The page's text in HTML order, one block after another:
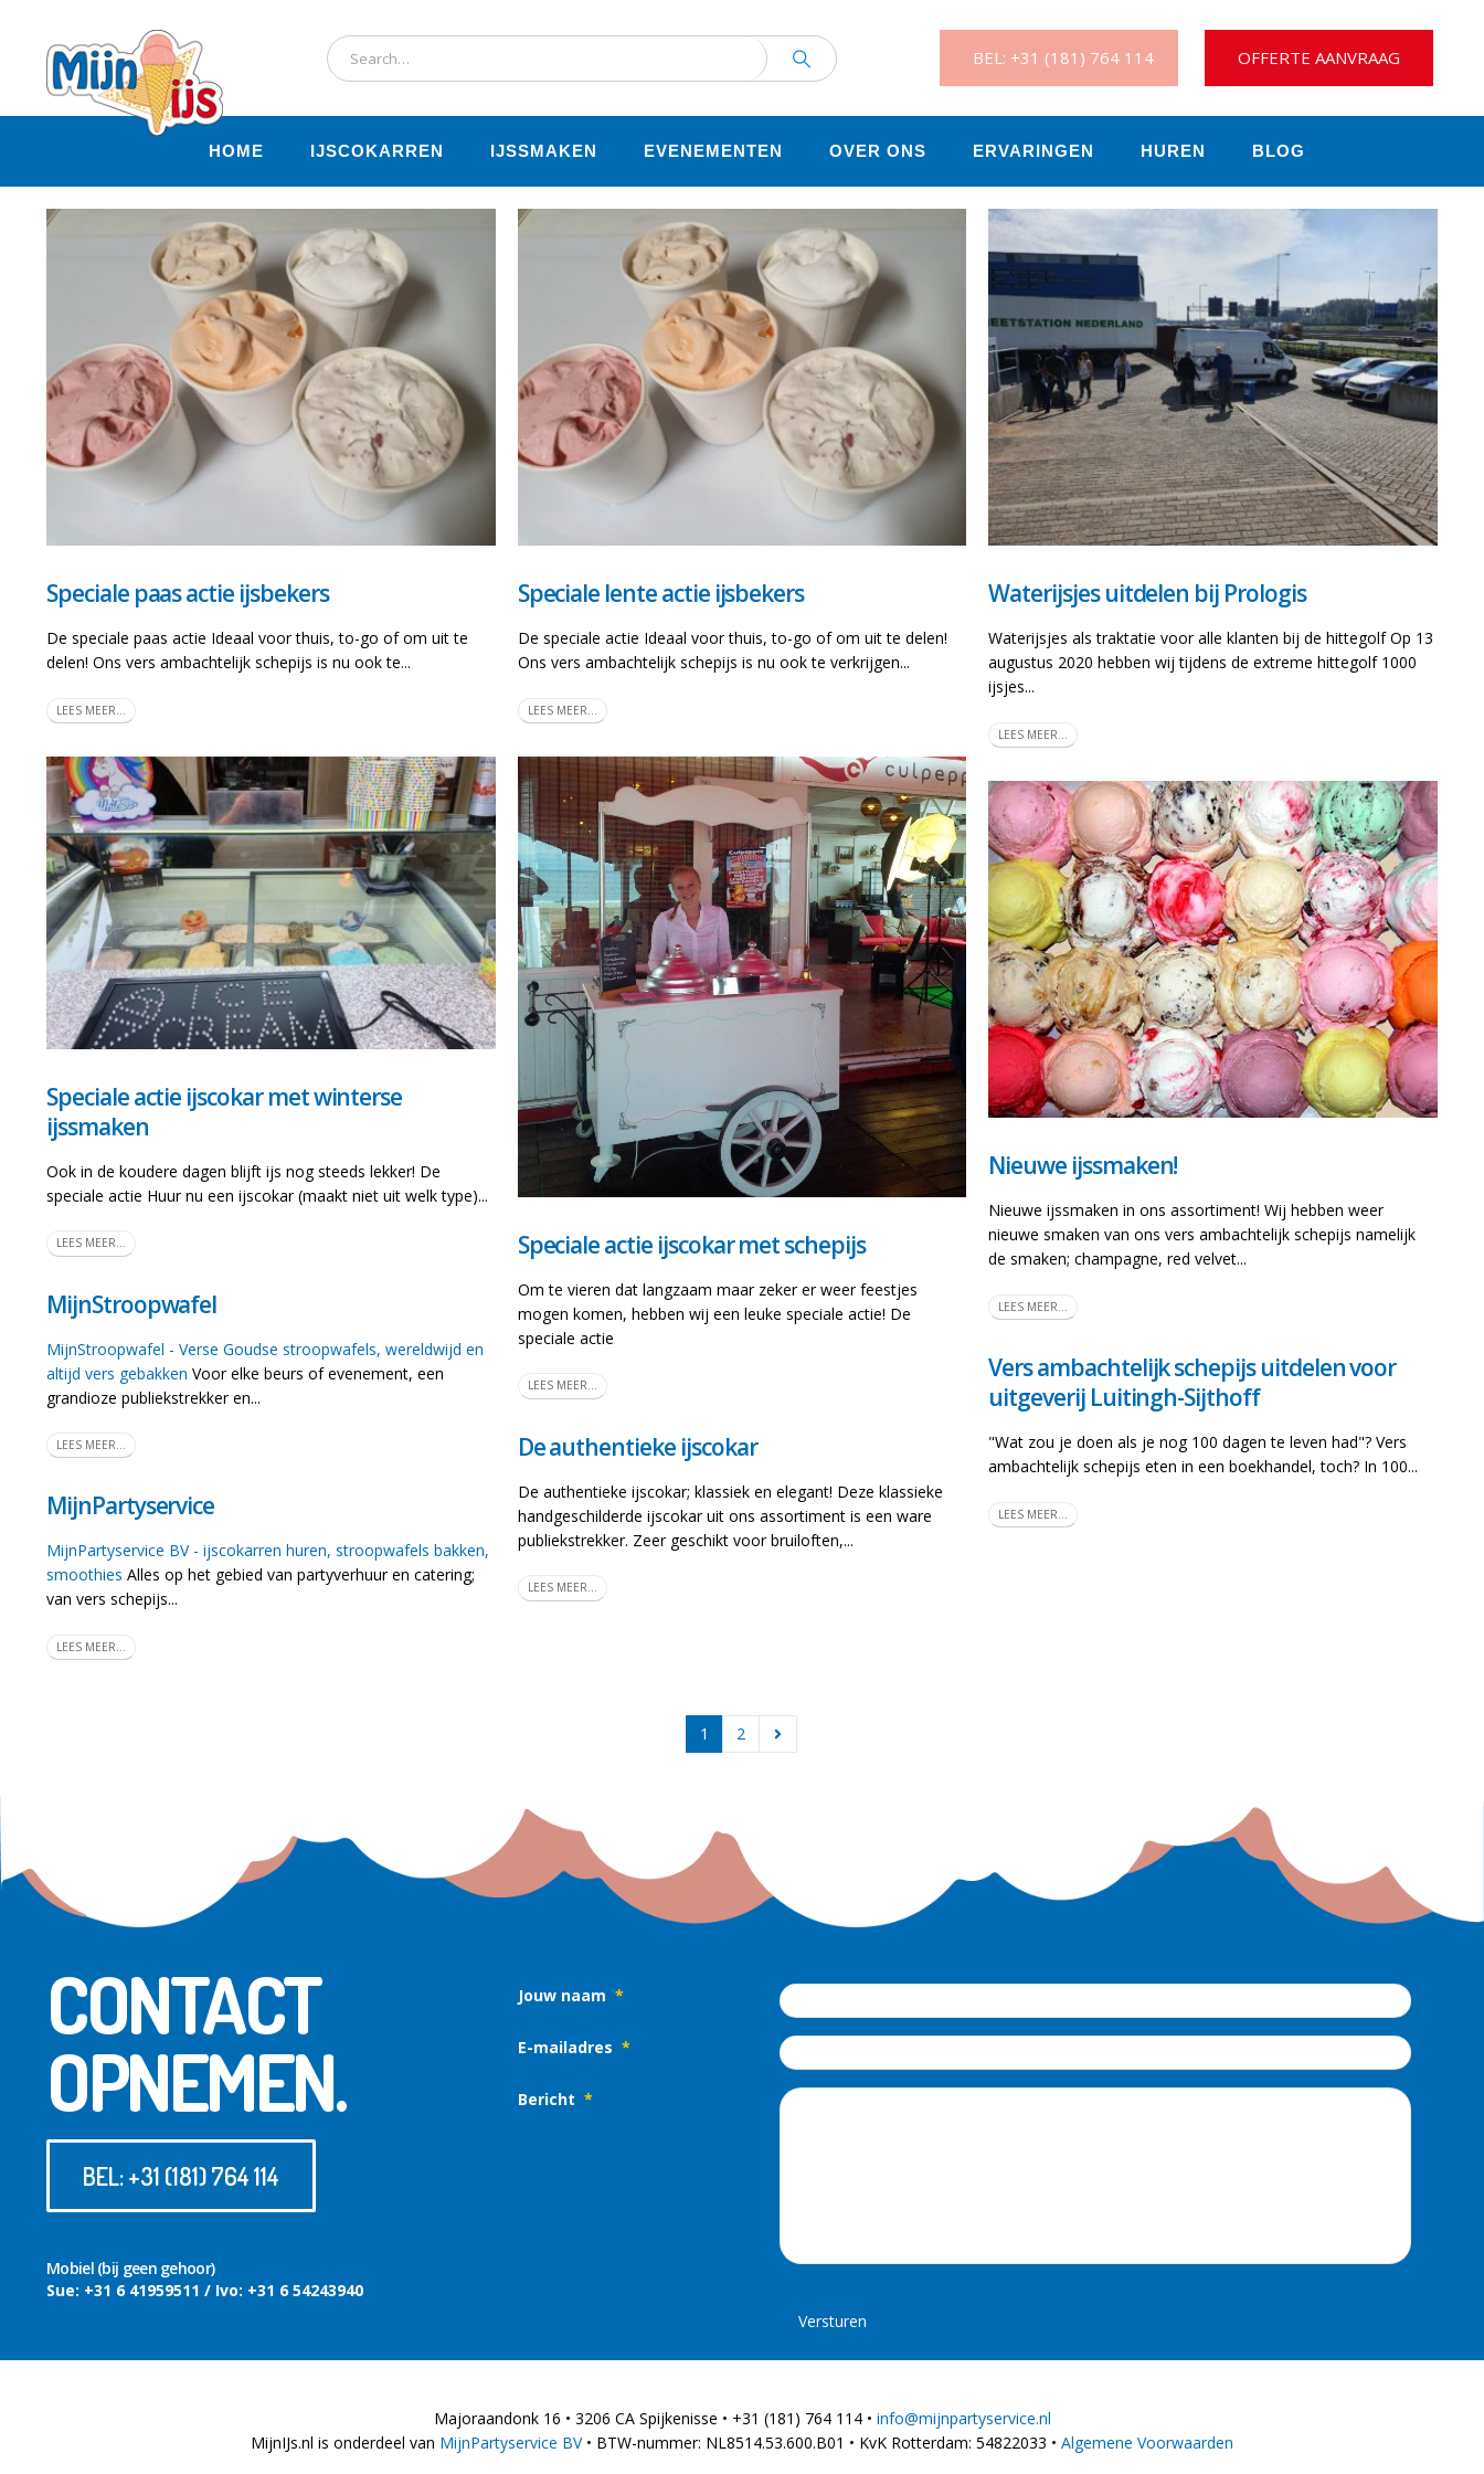
BEL: +31 (181) 764 114 OFFERTE AANVRAAG
HOME IJSCOKARREN IJSSMAKEN EVENEMENTEN OVER ONS ERVARINGEN HUREN BLOG
Speciale paas actie ijsbekers
De speciale paas actie Ideaal voor thuis, to-go of om uit te
delen! Ons vers ambachtelijk schepijs is nu ook te...
LEES MEER...
Speciale lente actie ijsbekers
De speciale actie Ideaal voor thuis, to-go of om uit te delen!
Ons vers ambachtelijk schepijs is nu ook te verkrijgen...
LEES MEER...
Waterijsjes uitdelen bij Prologis
Waterijsjes als traktatie voor alle klanten bij de hittegolf Op 13
augustus 2020 hebben wij tijdens de extreme hittegolf 1000
ijsjes...
LEES MEER...
Speciale actie ijscokar met winterse
ijssmaken
Ook in de koudere dagen blijft ijs nog steeds lekker! De
speciale actie Huur nu een ijscokar (maakt niet uit welk type)...
LEES MEER... Speciale actie ijscokar met schepijs
Om te vieren dat langzaam maar zeker er weer feestjes
mogen komen, hebben wij een leuke speciale actie! De
speciale actie
LEES MEER...
Nieuwe ijssmaken!
Nieuwe ijssmaken in ons assortiment! Wij hebben weer
nieuwe smaken van ons vers ambachtelijk schepijs namelijk
de smaken; champagne, red velvet...
LEES MEER...
MijnStroopwafel
MijnStroopwafel - Verse Goudse stroopwafels, wereldwijd en
altijd vers gebakken Voor elke beurs of evenement, een
grandioze publiekstrekker en...
LEES MEER...
Vers ambachtelijk schepijs uitdelen voor
uitgeverij Luitingh-Sijthoff
"Wat zou je doen als je nog 100 dagen te leven had"? Vers
ambachtelijk schepijs eten in een boekhandel, toch? In 100...
LEES MEER...
De authentieke ijscokar
De authentieke ijscokar; klassiek en elegant! Deze klassieke
handgeschilderde ijscokar uit ons assortiment is een ware
publiekstrekker. Zeer geschikt voor bruiloften,...
LEES MEER...
MijnPartyservice
MijnPartyservice BV - ijscokarren huren, stroopwafels bakken,
smoothies Alles op het gebied van partyverhuur en catering;
van vers schepijs...
LEES MEER...
1 2
CONTACT
OPNEMEN.
BEL: +31 (181) 764 114
Mobiel (bij geen gehoor)
Sue: +31 6 41959511 / Ivo: +31 6 54243940
Jouw naam *
E-mailadres *
Bericht *
Majoraandonk 16 • 3206 CA Spijkenisse • +31 (181) 764 114 • info@mijnpartyservice.nl
MijnIJs.nl is onderdeel van MijnPartyservice BV• BTW-nummer: NL8514.53.600.B01 • KvK Rotterdam: 54822033 • Algemene Voorwaarden